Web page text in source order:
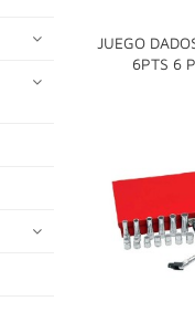
JUEGO
6PTS 6